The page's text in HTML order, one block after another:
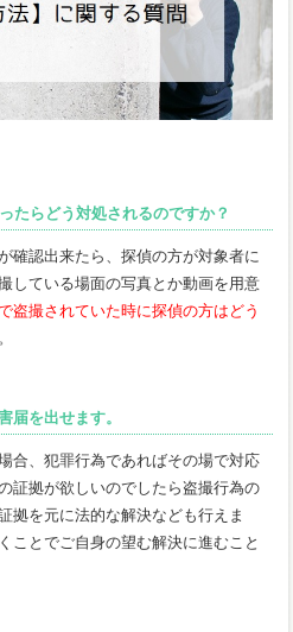
たらどう対処されるのですか？
確認出来たら、探偵の方が対象者に
している場面の写真とか動画を用意
盗撮されていた時に探偵の方はどう
届を出せます。
合、犯罪行為であればその場で対応
証拠が欲しいのでしたら盗撮行為の
拠を元に法的な解決なども行えま
ことでご自身の望む解決に進むこと